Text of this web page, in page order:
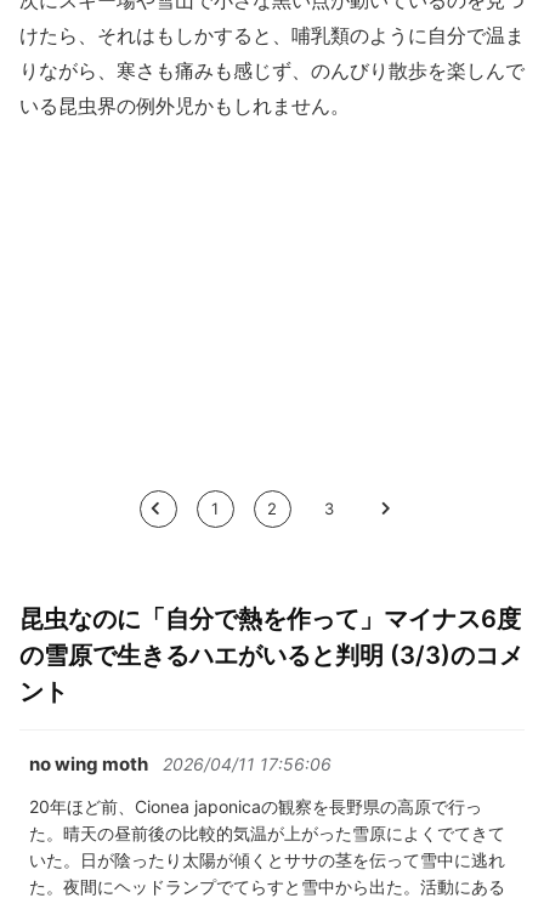
けたら、それはもしかすると、哺乳類のように自分で温ま
りながら、寒さも痛みも感じず、のんびり散歩を楽しんで
いる昆虫界の例外児かもしれません。
< 1 2 3 >
昆虫なのに「自分で熱を作って」マイナス6度
の雪原で生きるハエがいると判明 (3/3)のコメ
ント
no wing moth 2026/04/11 17:56:06
20年ほど前、Cionea japonicaの観察を長野県の高原で行っ
た。晴天の昼前後の比較的気温が上がった雪原によくでてきて
いた。日が陰ったり太陽が傾くとササの茎を伝って雪中に逃れ
た。夜間にヘッドランプでてらすと雪中から出た。活動にある